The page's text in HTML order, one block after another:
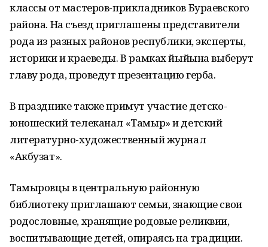
классы от мастеров-прикладников Бураевского
района. На съезд приглашены представители
рода из разных районов республики, эксперты,
историки и краеведы. В рамках йыйына выберут
главу рода, проведут презентацию герба.
В празднике также примут участие детско-
юношеский телеканал «Тамыр» и детский
литературно-художественный журнал
«Акбузат».
Тамыровцы в центральную районную
библиотеку приглашают семьи, знающие свои
родословные, хранящие родовые реликвии,
воспитывающие детей, опираясь на традиции.